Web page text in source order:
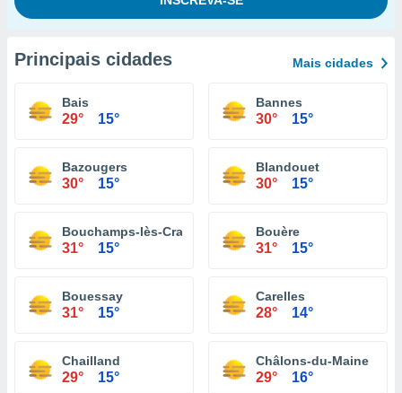
Principais cidades Mais cidades
Bais
29° 15°
Bannes
30° 15°
Bazougers
30° 15°
Blandouet
30° 15°
Bouchamps-lès-Craon
31° 15°
Bouère
31° 15°
Bouessay
31° 15°
Carelles
28° 14°
Chailland
29° 15°
Châlons-du-Maine
29° 16°